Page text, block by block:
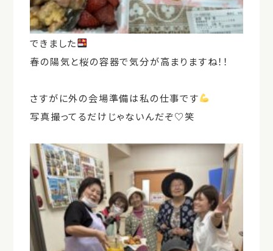
できました
春の陽気と桜の容器で気分が高まりますね！！
さすがに外の会場準備は私の仕事です
写真撮ってるだけじゃないんだぞ♡笑